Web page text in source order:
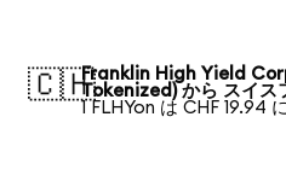
🇨🇭Franklin High Yield
Tokenized) から スイス
1 FLHYon は CHF 19.94